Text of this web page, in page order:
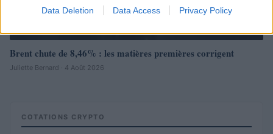
Data Deletion Data Access Privacy Policy
Brent chute de 8,46% : les matières premières corrigent
Juliette Bernard · 4 Août 2026
COTATIONS CRYPTO